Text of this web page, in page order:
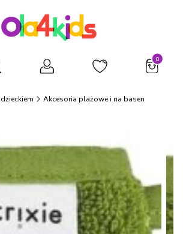
wyszukiwarkę
Akcesoria plażowe i na basen